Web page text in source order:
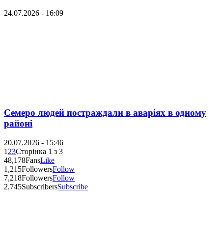
24.07.2026 - 16:09
Семеро людей постраждали в аваріях в одному
районі
20.07.2026 - 15:46
1 23Сторінка 1 з 3
48,178FansLike
1,215FollowersFollow
7,218FollowersFollow
2,745SubscribersSubscribe